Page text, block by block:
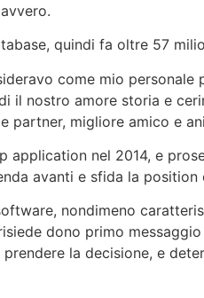
quindi fa oltre 57
come mio personale
il nostro amore storia e
partner, migliore amico e
nel 2014, e
avanti e sfida la position
nondimeno
dono primo
la decisione, e